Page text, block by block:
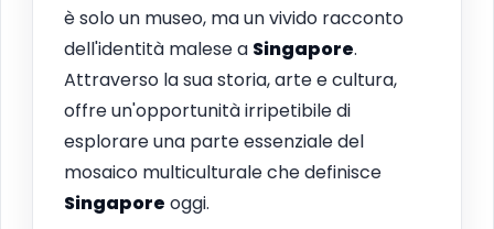
è solo un museo, ma un vivido racconto
dell'identità malese a Singapore.
Attraverso la sua storia, arte e cultura,
offre un'opportunità irripetibile di
esplorare una parte essenziale del
mosaico multiculturale che definisce
Singapore oggi.